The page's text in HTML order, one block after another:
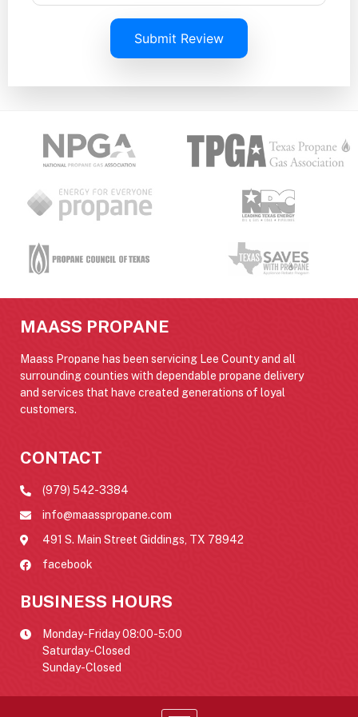
Submit Review
MAASS PROPANE
Maass Propane has been servicing Lee County and all
surrounding counties with dependable propane delivery
and services that have created generations of loyal
customers.
CONTACT
(979) 542-3384
info@maasspropane.com
491 S. Main Street Giddings, TX 78942
facebook
BUSINESS HOURS
Monday-Friday 08:00-5:00
Saturday-Closed
Sunday-Closed